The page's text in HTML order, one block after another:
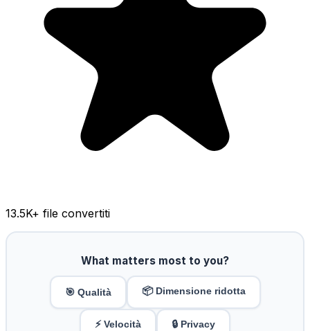
13.5K+ file convertiti
What matters most to you?
🎯 Qualità 📦 Dimensione ridotta
⚡ Velocità 🔒 Privacy